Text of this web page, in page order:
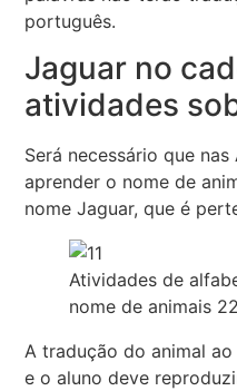
português.
Jaguar no
atividades
Será necessário que
aprender o nome de
nome Jaguar, que é
Atividades de
nome de animais 22
A tradução do animal
e o aluno deve